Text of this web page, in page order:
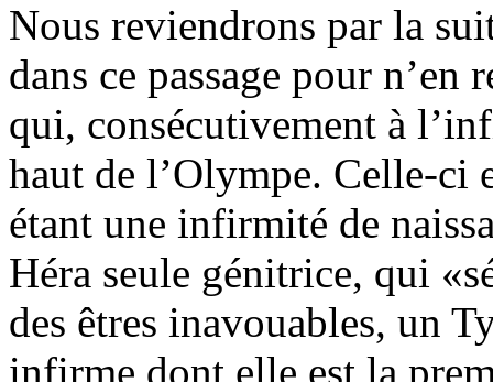
Nous reviendrons par la
dans ce passage pour n’en
qui, consécutivement à
haut de l’Olympe. Celle-ci
étant une infirmité de
Héra seule génitrice, qui
des êtres inavouables, un
infirme dont elle est la